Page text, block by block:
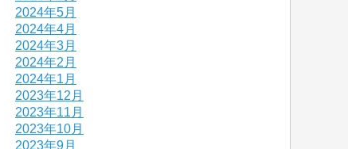
2024年5月
2024年4月
2024年3月
2024年2月
2024年1月
2023年12月
2023年11月
2023年10月
2023年9月